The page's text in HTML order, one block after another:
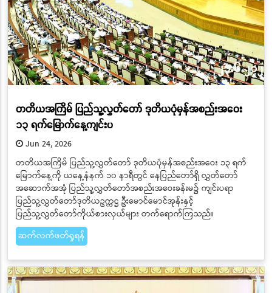
တတိယအကြိမ် ပြည်သူ့လွှတ်တော် ဒုတိယပုံမှန်အစည်းအဝေး
၁၃ ရက်မြောက်နေ့ကျင်းပ
Jun 24, 2026
တတိယအကြိမ် ပြည်သူ့လွှတ်တော် ဒုတိယပုံမှန်အစည်းအဝေး ၁၃ ရက်
မြောက်နေ့ကို ယနေ့နံနက် ၁၀ နာရီတွင် နေပြည်တော်ရှိ လွှတ်တော်
အဆောက်အအုံ ပြည်သူ့လွှတ်တော်အစည်းအဝေးခန်းမ၌ ကျင်းပရာ
ပြည်သူ့လွှတ်တော်ဒုတိယဥက္ကဋ္ဌ ဦးမောင်မောင်အုန်းနှင့်
ပြည်သူ့လွှတ်တော်ကိုယ်စားလှယ်များ တက်ရောက်ကြသည်။
ဆက်လက်ဖတ်ရှုရန်